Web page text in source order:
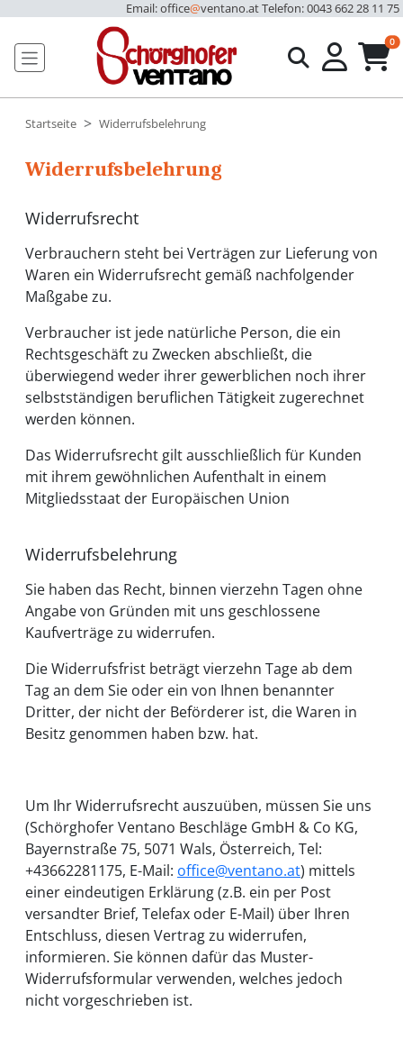
Email: office@ventano.atTelefon: 0043 662 28 11 75
0
Startseite Widerrufsbelehrung
Widerrufsbelehrung
Widerrufsrecht
Verbrauchern steht bei Verträgen zur Lieferung von
Waren ein Widerrufsrecht gemäß nachfolgender
Maßgabe zu.
Verbraucher ist jede natürliche Person, die ein
Rechtsgeschäft zu Zwecken abschließt, die
überwiegend weder ihrer gewerblichen noch ihrer
selbstständigen beruflichen Tätigkeit zugerechnet
werden können.
Das Widerrufsrecht gilt ausschließlich für Kunden
mit ihrem gewöhnlichen Aufenthalt in einem
Mitgliedsstaat der Europäischen Union
Widerrufsbelehrung
Sie haben das Recht, binnen vierzehn Tagen ohne
Angabe von Gründen mit uns geschlossene
Kaufverträge zu widerrufen.
Die Widerrufsfrist beträgt vierzehn Tage ab dem
Tag an dem Sie oder ein von Ihnen benannter
Dritter, der nicht der Beförderer ist, die Waren in
Besitz genommen haben bzw. hat.
Um Ihr Widerrufsrecht auszuüben, müssen Sie uns
(Schörghofer Ventano Beschläge GmbH & Co KG,
Bayernstraße 75, 5071 Wals, Österreich, Tel:
+43662281175, E-Mail: office@ventano.at) mittels
einer eindeutigen Erklärung (z.B. ein per Post
versandter Brief, Telefax oder E-Mail) über Ihren
Entschluss, diesen Vertrag zu widerrufen,
informieren. Sie können dafür das Muster-
Widerrufsformular verwenden, welches jedoch
nicht vorgeschrieben ist.